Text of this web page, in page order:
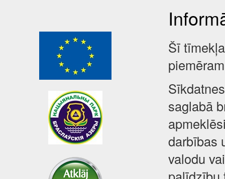
Šī
saglabā
darbības
valodu